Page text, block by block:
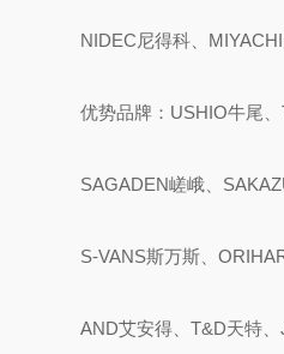
NIDEC尼得科、
优势品牌：USHIO牛尾
SAGADEN嵯峨、
S-VANS斯万斯、
AND艾安得、T&D天特